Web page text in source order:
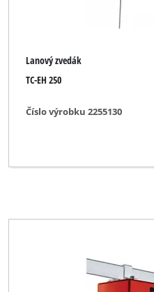
Lanový zvedák
TC-EH 250
Číslo výrobku 2255130